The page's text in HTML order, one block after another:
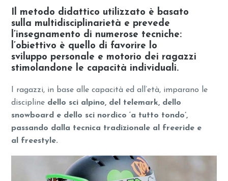
Il metodo didattico utilizzato è basato
sulla multidisciplinarietà e prevede
l’insegnamento di numerose tecniche:
l’obiettivo è quello di favorire lo
sviluppo personale e motorio dei ragazzi
stimolandone le capacità individuali.
I ragazzi, in base alle capacità ed all’età, imparano le
discipline dello sci alpino, del telemark, dello
snowboard e dello sci nordico ‘a tutto tondo’,
passando dalla tecnica tradizionale al freeride e
al freestyle.